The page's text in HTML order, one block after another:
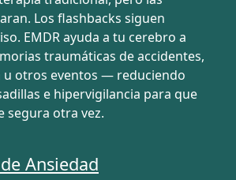
Los flashbacks siguen
EMDR ayuda a tu cerebro a
traumáticas de accidentes,
u otros eventos — reduciendo
e hipervigilancia para que
segura otra vez.
Ansiedad